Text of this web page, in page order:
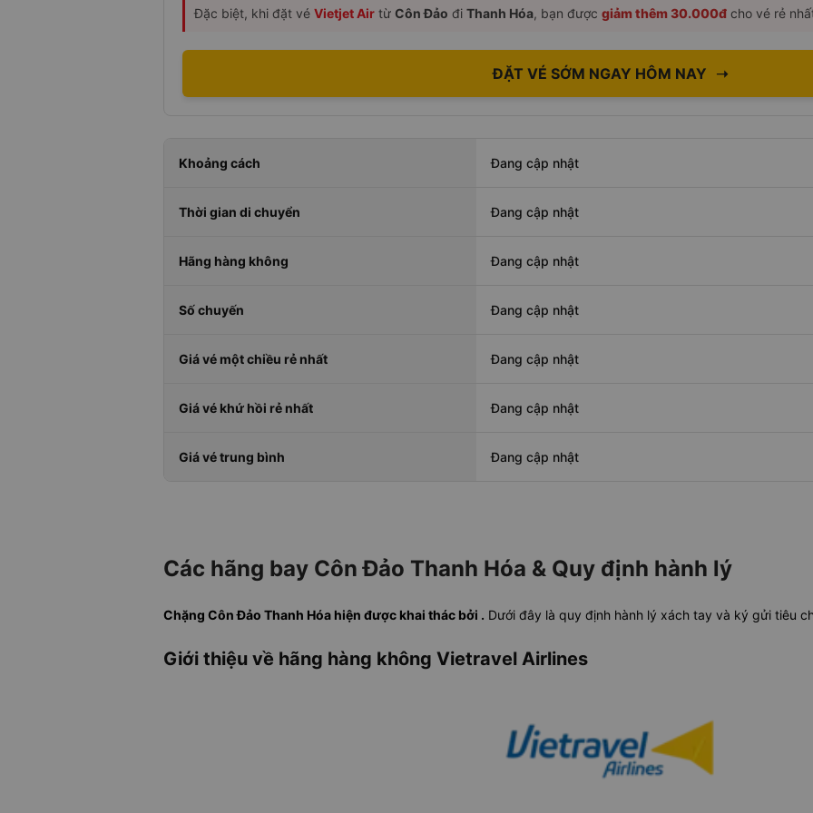
Đặc biệt, khi đặt vé Vietjet Air từ Côn Đảo đi Thanh Hóa, bạn được giảm thêm 30.000đ cho vé rẻ
ĐẶT VÉ SỚM NGAY HÔM NAY ➝
Khoảng cách Đang cập nhật
Thời gian di chuyển Đang cập nhật
Hãng hàng không Đang cập nhật
Số chuyến Đang cập nhật
Giá vé một chiều rẻ nhất Đang cập nhật
Giá vé khứ hồi rẻ nhất Đang cập nhật
Giá vé trung bình Đang cập nhật
Các hãng bay Côn Đảo Thanh Hóa & Quy định hành lý
Chặng Côn Đảo Thanh Hóa hiện được khai thác bởi . Dưới đây là quy định hành lý xách tay và ký gửi tiêu
Giới thiệu về hãng hàng không Vietravel Airlines